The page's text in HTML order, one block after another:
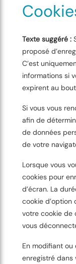
Texte suggéré :
proposé
C’est
informations si
expirent au bout
Si vous vous
afin de
de données
de votre
Lorsque vous
cookies pour
d’écran. La
cookie d’option
votre cookie de
vous
En modifiant
enregistré dans